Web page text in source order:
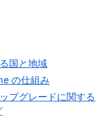
国と地域
の仕組み
プグレードに関する